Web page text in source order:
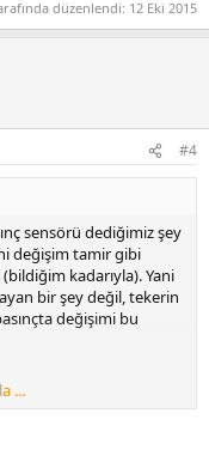
düzenlendi: 12 Eki 2015
#4
sensörü dediğimiz şey
değişim tamir gibi
kadarıyla). Yani
bir şey değil, tekerin
değişimi bu
...